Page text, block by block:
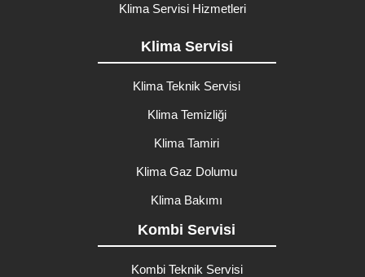
Klima Servisi Hizmetleri
Klima Servisi
Klima Teknik Servisi
Klima Temizliği
Klima Tamiri
Klima Gaz Dolumu
Klima Bakımı
Kombi Servisi
Kombi Teknik Servisi